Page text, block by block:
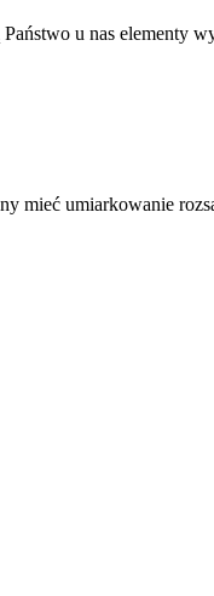
u nas elementy
mieć umiarkowanie